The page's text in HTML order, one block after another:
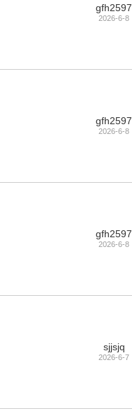
gfh2597
2026-6-8
gfh2597
2026-6-8
gfh2597
2026-6-8
sjjsjq
2026-6-7